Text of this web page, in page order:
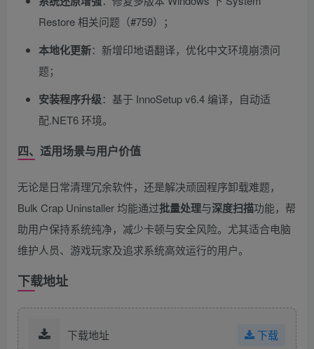
Restore 相关问题（#759）；
本地化更新：新增印地语翻译，优化中文环境崩溃问
题；
安装程序升级：基于 InnoSetup v6.4 编译，自动适
配.NET6 环境。
四、适用场景与用户价值
无论是日常清理冗余软件，还是解决顽固程序卸载难题，
Bulk Crap Uninstaller 均能通过批量处理与深度扫描功能，帮
助用户保持系统纯净，减少卡顿与安全风险。尤其适合电脑
维护人员、游戏玩家及追求系统高效运行的用户。
下载地址
下载地址 下载